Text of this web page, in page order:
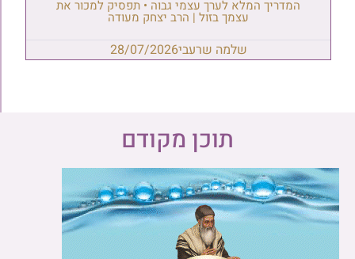
המדריך המלא לערך עצמי גבוה • תפסיק למכור את
עצמך בזול | הרב יצחק מעודה
שלמה שרעבי28/07/2026
תוכן מקודם